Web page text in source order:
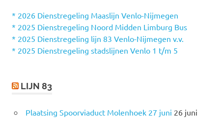
n
a
a
r
* 2026 Dienstregeling Maaslijn Venlo-Nijmegen
* 2025 Dienstregeling Noord Midden Limburg Bus
* 2025 Dienstregeling lijn 83 Venlo-Nijmegen v.v.
* 2025 Dienstregeling stadslijnen Venlo 1 t/m 5
LIJN 83
Plaatsing Spoorviaduct Molenhoek 27 juni 26 juni